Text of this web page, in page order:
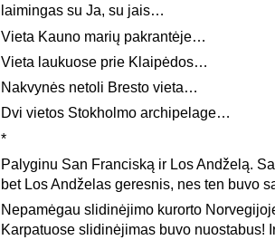
laimingas su Ja, su jais…
Vieta Kauno marių pakrantėje…
Vieta laukuose prie Klaipėdos…
Nakvynės netoli Bresto vieta…
Dvi vietos Stokholmo archipelage…
*
Palyginu San Franciską ir Los Andželą.
bet Los Andželas geresnis, nes ten buvo
Nepamėgau slidinėjimo kurorto
Karpatuose slidinėjimas buvo nuostabus!